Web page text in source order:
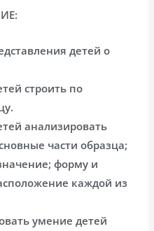
детей о
строить по
анализировать
части образца;
форму и
каждой из
умение детей